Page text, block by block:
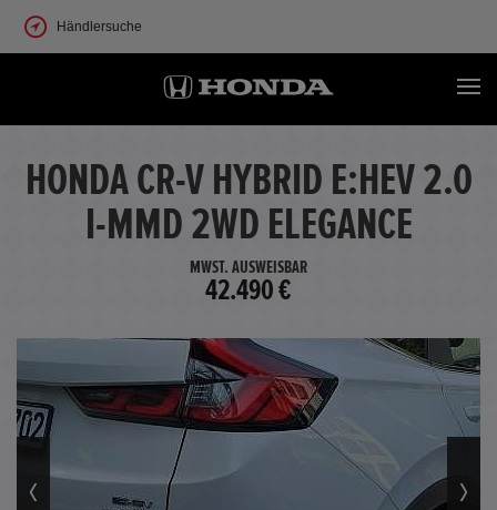
Händlersuche
HONDA CR-V HYBRID E:HEV 2.0
I-MMD 2WD ELEGANCE
MWST. AUSWEISBAR
42.490 €